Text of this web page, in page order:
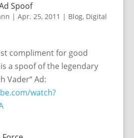
Spoof
| Apr. 25, 2011 | Blog, Digital
compliment for good
a spoof of the legendary
Vader“ Ad:
watch?